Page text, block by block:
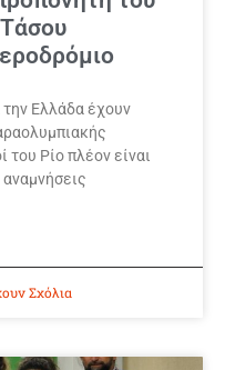
Ελλάδα έχουν
Ρίο πλέον είναι
Σχόλια